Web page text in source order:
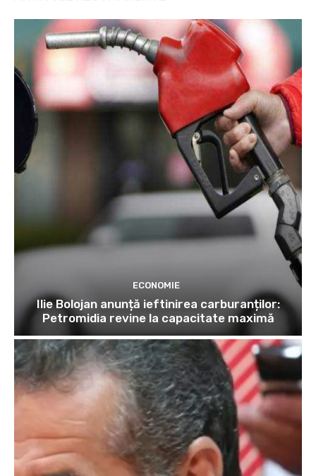
ECONOMIE
Ilie Bolojan anunță ieftinirea carburanților:
Petromidia revine la capacitate maximă